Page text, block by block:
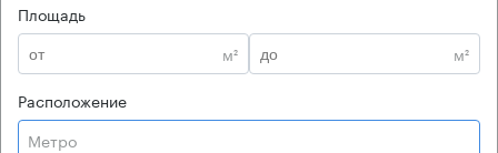
Площадь
м²
м²
Расположение
Метро